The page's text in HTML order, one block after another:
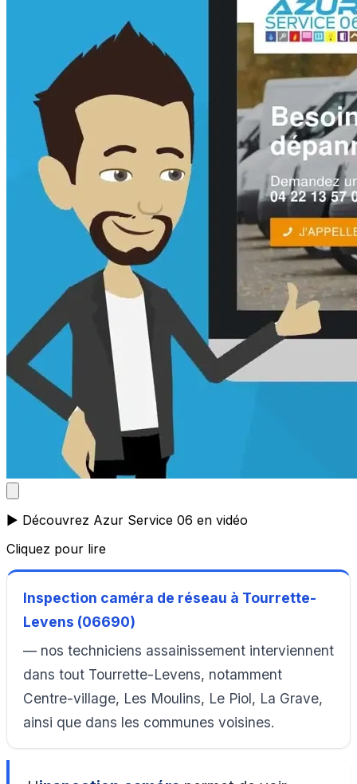
▶️ Découvrez Azur Service 06 en vidéo
Cliquez pour lire
Inspection caméra de réseau à Tourrette-
Levens (06690)
— nos techniciens assainissement interviennent
dans tout Tourrette-Levens, notamment
Centre-village, Les Moulins, Le Piol, La Grave,
ainsi que dans les communes voisines.